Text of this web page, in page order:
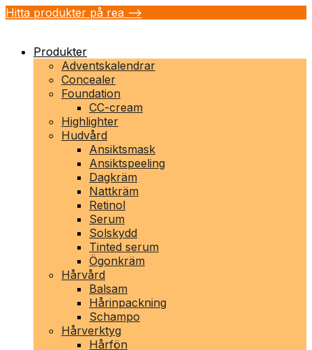
Hitta produkter på rea -->
Produkter
Adventskalendrar
Concealer
Foundation
CC-cream
Highlighter
Hudvård
Ansiktsmask
Ansiktspeeling
Dagkräm
Nattkräm
Retinol
Serum
Solskydd
Tinted serum
Ögonkräm
Hårvård
Balsam
Hårinpackning
Schampo
Hårverktyg
Hårfön